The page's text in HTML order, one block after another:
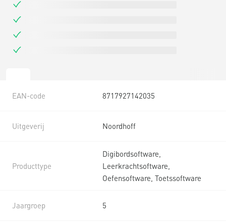
EAN-code 8717927142035
Uitgeverij Noordhoff
Producttype
Digibordsoftware,
Leerkrachtsoftware,
Oefensoftware, Toetssoftware
Jaargroep 5